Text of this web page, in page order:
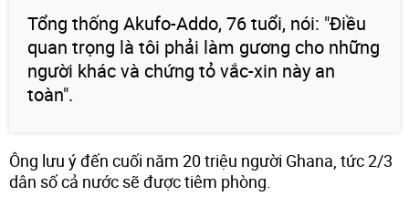
Tổng thống Akufo-Addo, 76 tuổi, nói: "Điều
quan trọng là tôi phải làm gương cho những
người khác và chứng tỏ vắc-xin này an
toàn".
Ông lưu ý đến cuối năm 20 triệu người Ghana, tức 2/3
dân số cả nước sẽ được tiêm phòng.